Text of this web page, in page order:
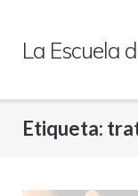
contenido
La Escuela
Etiqueta: